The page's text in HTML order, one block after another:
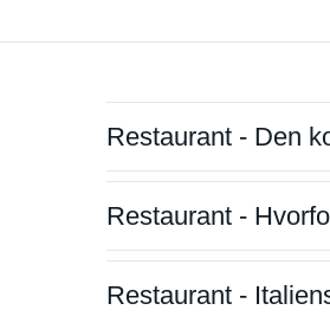
Restaurant - Den
Restaurant -
Restaurant -